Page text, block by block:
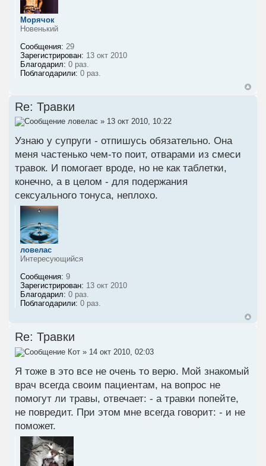
Морячок
Новенький
Сообщения: 29
Зарегистрирован: 13 окт 2010
Благодарил: 0 раз.
Поблагодарили: 0 раз.
Re: Травки
ловелас » 13 окт 2010, 10:22
Узнаю у супруги - отпишусь обязательно. Она
меня частенько чем-то поит, отварами из смеси
травок. И помогает вроде, но не как таблетки,
конечно, а в целом - для подержания
сексуального тонуса, неплохо.
ловелас
Интересующийся
Сообщения: 9
Зарегистрирован: 13 окт 2010
Благодарил: 0 раз.
Поблагодарили: 0 раз.
Re: Травки
Кот » 14 окт 2010, 02:03
Я тоже в это все не очень то верю. Мой знакомый
врач всегда своим пациентам, на вопрос не
помогут ли травы, отвечает: - а травки попейте,
не повредит. При этом мне всегда говорит: - и не
поможет.